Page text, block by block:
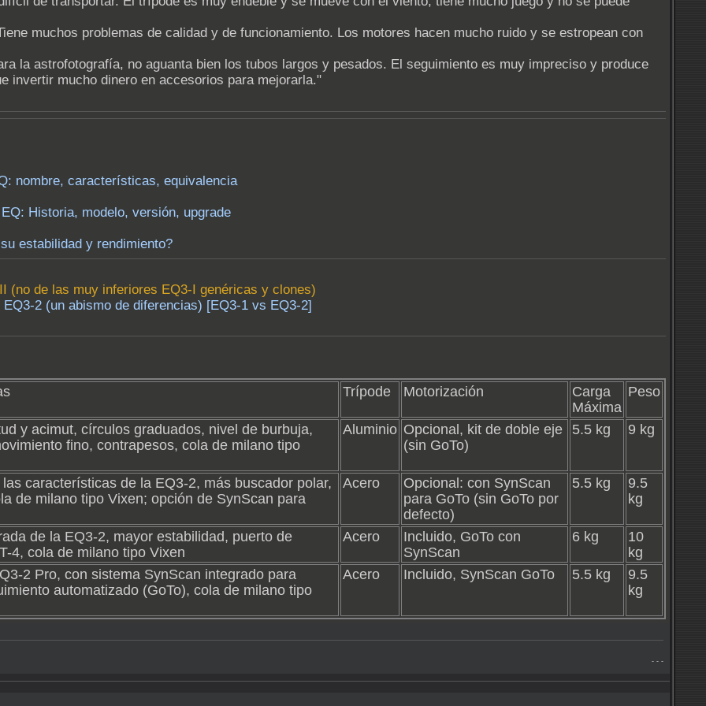
muchos problemas de calidad y de funcionamiento. Los motores hacen mucho ruido y se estropean con
la astrofotografía, no aguanta bien los tubos largos y pesados. El seguimiento es muy impreciso y produce
invertir mucho dinero en accesorios para mejorarla."
nombre, características, equivalencia
Historia, modelo, versión, upgrade
estabilidad y rendimiento?
(no de las muy inferiores EQ3-I genéricas y clones)
2 (un abismo de diferencias) [EQ3-1 vs EQ3-2]
Trípode Motorización
Carga
Máxima
Peso
y acimut, círculos graduados, nivel de burbuja,
fino, contrapesos, cola de milano tipo
Aluminio Opcional, kit de doble eje
(sin GoTo)
5.5 kg 9 kg
características de la EQ3-2, más buscador polar,
de milano tipo Vixen; opción de SynScan para
Acero
Opcional: con SynScan
para GoTo (sin GoTo por
defecto)
5.5 kg
9.5
kg
de la EQ3-2, mayor estabilidad, puerto de
4, cola de milano tipo Vixen
Acero
Incluido, GoTo con
SynScan
6 kg
10
kg
2 Pro, con sistema SynScan integrado para
automatizado (GoTo), cola de milano tipo
Acero Incluido, SynScan GoTo 5.5 kg
9.5
kg
- - -